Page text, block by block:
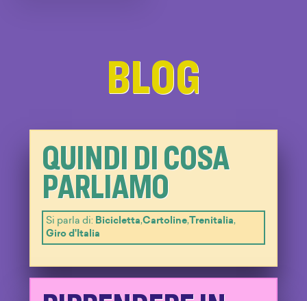
BLOG
QUINDI DI COSA
PARLIAMO
Si parla di: Bicicletta,Cartoline,Trenitalia,
Giro d'Italia